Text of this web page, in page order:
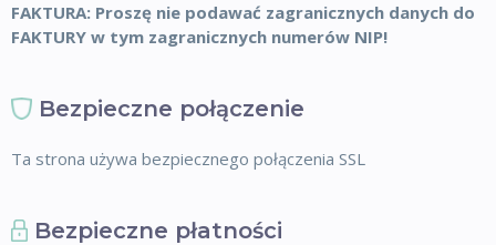
FAKTURA: Proszę nie podawać zagranicznych danych do
FAKTURY w tym zagranicznych numerów NIP!
Bezpieczne połączenie
Ta strona używa bezpiecznego połączenia SSL
Bezpieczne płatności